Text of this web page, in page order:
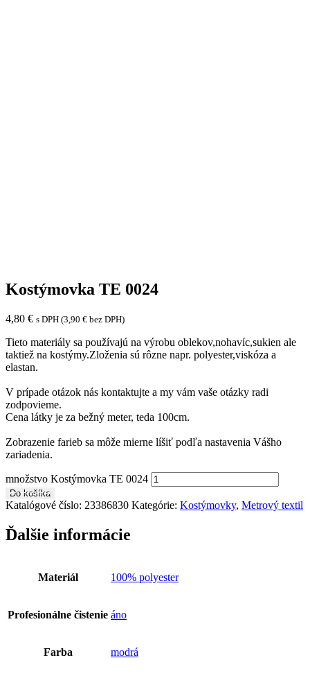
Kostýmovka TE 0024
4,80 € s DPH (3,90 € bez DPH)
Tieto materiály sa používajú na výrobu oblekov,nohavíc,sukien ale
taktiež na kostýmy.Zloženia sú rôzne napr. polyester,viskóza a
elastan.
V prípade otázok nás kontaktujte a my vám vaše otázky radi
zodpovieme.
Cena látky je za bežný meter, teda 100cm.
Zobrazenie farieb sa môže mierne líšiť podľa nastavenia Vášho
zariadenia.
množstvo Kostýmovka TE 0024
Do košíka
Katalógové číslo: 23386830 Kategórie: Kostýmovky, Metrový textil
Ďalšie informácie
Materiál 100% polyester
Profesionálne čistenie áno
Farba modrá